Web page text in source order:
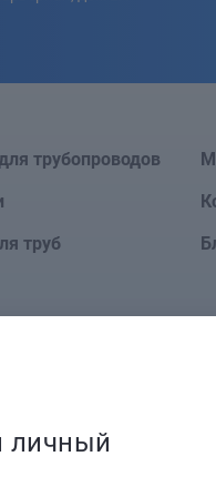
трубопроводов
труб
личный